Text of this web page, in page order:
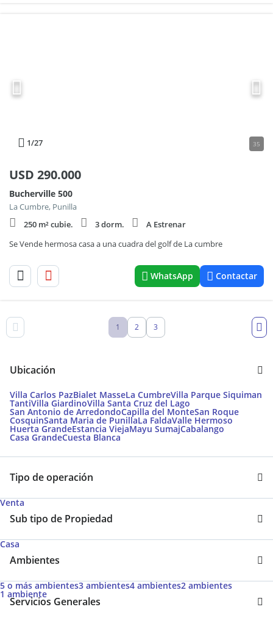
1/27 35
USD 290.000
Bucherville 500
La Cumbre, Punilla
250 m² cubie.
3 dorm.
A Estrenar
Se Vende hermosa casa a una cuadra del golf de La cumbre
WhatsApp Contactar
1 2 3
Ubicación
Villa Carlos PazBialet MasseLa CumbreVilla Parque Siquiman
TantiVilla GiardinoVilla Santa Cruz del Lago
San Antonio de ArredondoCapilla del MonteSan Roque
CosquinSanta Maria de PunillaLa FaldaValle Hermoso
Huerta GrandeEstancia ViejaMayu SumajCabalango
Casa GrandeCuesta Blanca
Tipo de operación
Venta
Sub tipo de Propiedad
Casa
Ambientes
5 o más ambientes3 ambientes4 ambientes2 ambientes
1 ambiente
Servicios Generales